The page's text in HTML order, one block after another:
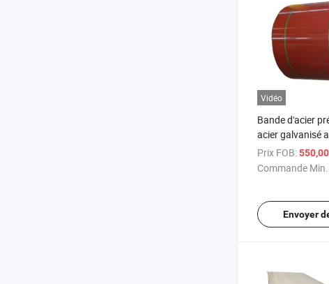
Vidéo
Bande d'acier
acier galvanisé
avec couche
zinc
Prix FOB:
Commande
Envoyer